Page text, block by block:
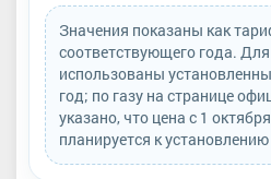
Значения показаны как
соответствующего года.
использованы
год; по газу на странице
указано, что цена с 1
планируется к